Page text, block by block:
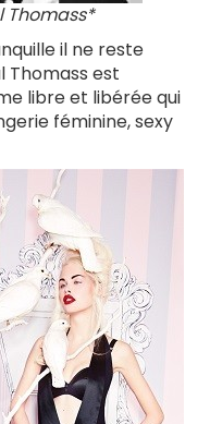
Thomass*
il ne reste
Thomass est
libre et libérée qui
féminine, sexy